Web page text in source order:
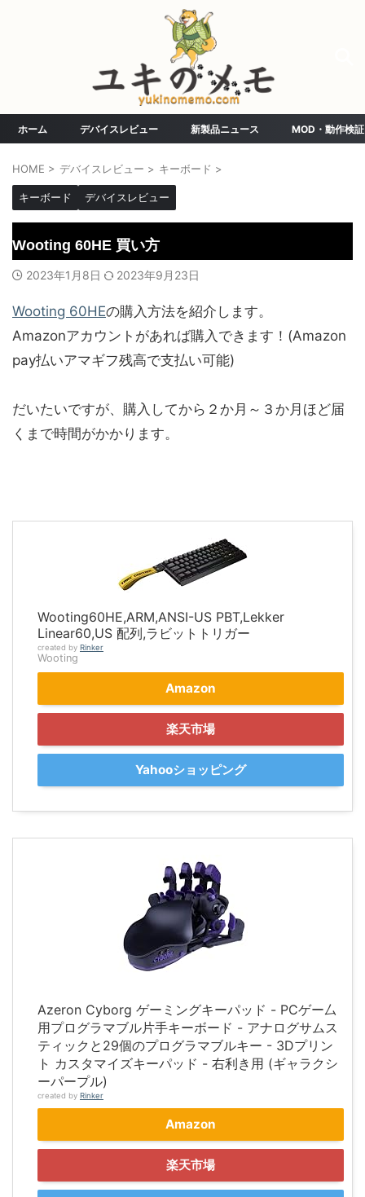
ホーム デバイスレビュー 新製品ニュース MOD・動作検証
HOME > デバイスレビュー > キーボード >
キーボード デバイスレビュー
Wooting 60HE 買い方
2023年1月8日 2023年9月23日
Wooting 60HEの購入方法を紹介します。
Amazonアカウントがあれば購入できます！(Amazon
pay払いアマギフ残高で支払い可能)
だいたいですが、購入してから ２か月～３か月 ほど届
くまで時間がかかります。
Wooting60HE,ARM,ANSI-US PBT,Lekker
Linear60,US 配列,ラビットトリガー
created by Rinker
Wooting
Amazon
楽天市場
Yahooショッピング
Azeron Cyborg ゲーミングキーパッド - PCゲー厶
用プログラマブル片手キーボード - アナログサムス
ティックと29個のプログラマブルキー - 3Dプリン
ト カスタマイズキーパッド - 右利き用 (ギャラクシ
ーパープル)
created by Rinker
Amazon
楽天市場